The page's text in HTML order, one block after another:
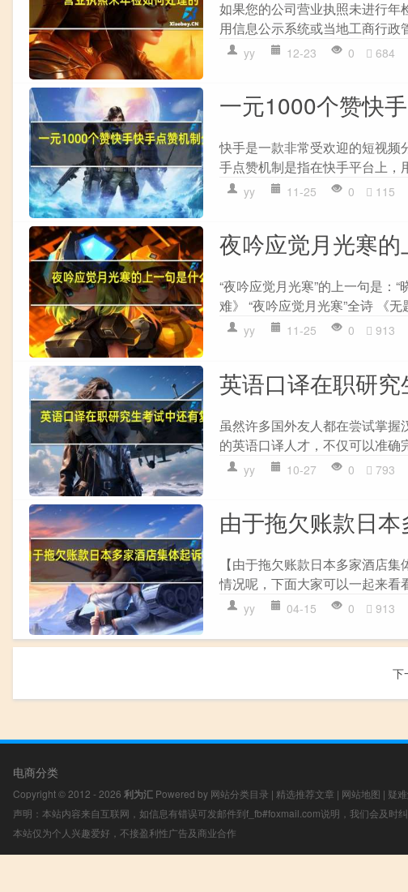
如果您的公司营业执照未进行年
用信息公示系统或当地工商行政
yy 12-23 0 684
一元1000个赞快
快手是一款非常受欢迎的短视
手点赞机制是指在快手平台上，
yy 11-25 0 115
夜吟应觉月光寒
“夜吟应觉月光寒”的上一句是：
难》 “夜吟应觉月光寒”全诗 《
yy 11-25 0 913
英语口译在职研
虽然许多国外友人都在尝试掌
的英语口译人才，不仅可以准确
yy 10-27 0 793
由于拖欠账款日本
【由于拖欠账款日本多家酒店
情况呢，下面大家可以一起来看
yy 04-15 0 913
下
电商分类
Copyright © 2012 - 2026 利为汇 Powered by 网站分类目录 | 精选推荐文章 | 网站地图 | 疑
声明：本站内容来自互联网，如信息有错误可发邮件到f_fb#foxmail.com说明，我们会及时
本站仅为个人兴趣爱好，不接盈利性广告及商业合作